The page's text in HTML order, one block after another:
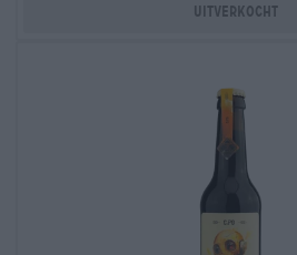
Uitverkocht